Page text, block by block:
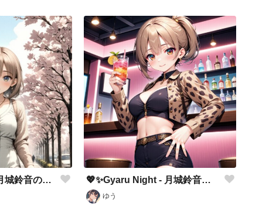
# 春のときめき：月城鈴音の春デートコーデ 💖✨Gyaru Night - 月城鈴音のスイーツカクテルパーティー🍹✨💖
ゆう